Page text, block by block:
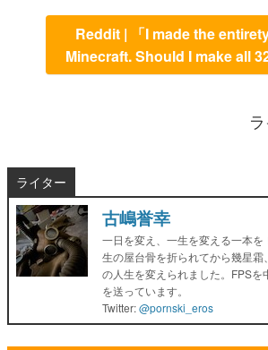
Reddit | 「I made the
Minecraft. Should I make all
ライター
古嶋誉幸
一日を変え、一生を変える一本
生の屋台骨を折られてから幾星
の人生を変えられました。FPSを
を送っています。
Twitter:@pornski_eros